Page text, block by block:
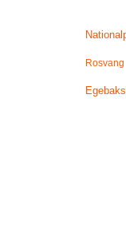
Rosvang